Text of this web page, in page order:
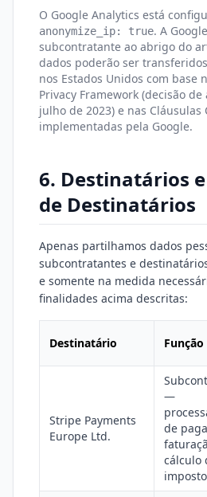
O Google Analytics está
anonymize_ip: true. A
subcontratante ao abrigo do
dados poderão ser
nos Estados Unidos com base
Privacy Framework (decisão
julho de 2023) e nas Cláusulas
implementadas pela Google.
6. Destinatários
de Destinatários
Apenas partilhamos dados
subcontratantes e
e somente na medida
finalidades acima descritas:
Destinatário Função
Stripe Payments
Europe Ltd.
—
de
cálculo